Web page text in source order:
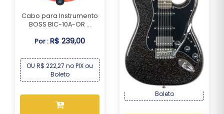
Cabo para Instrumento
BOSS BIC-10A-OR ...
Por :R$ 239,00
OU R$ 222,27 no PIX ou
Boleto
Guitarra Seizi Katana
Musashi HSS Midn...
Por :R$ 1.339,00
OU R$ 1.245,27 no PIX ou
Boleto